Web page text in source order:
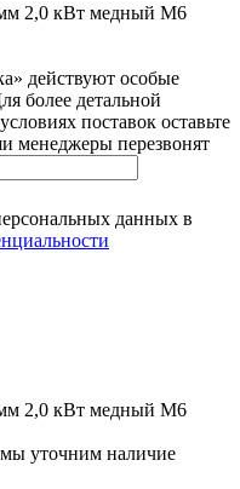
2,0 кВт медный M6
действуют особые
более детальной
поставок оставьте
менеджеры перезвонят
данных в
2,0 кВт медный M6
уточним наличие